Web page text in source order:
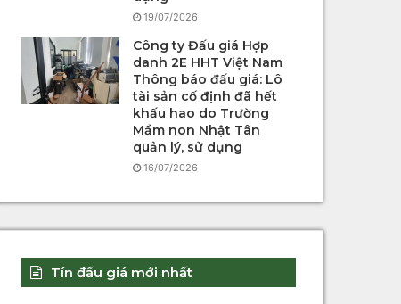
19/07/2026
Công ty Đấu giá Hợp
danh 2E HHT Việt Nam
Thông báo đấu giá: Lô
tài sản cố định đã hết
khấu hao do Trường
Mầm non Nhật Tân
quản lý, sử dụng
16/07/2026
Tín đấu giá mới nhất